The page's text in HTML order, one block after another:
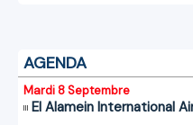
AGENDA
Mardi 8 Septembre
El Alamein International